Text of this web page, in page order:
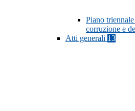
Piano
corruzione e
Atti generali 13